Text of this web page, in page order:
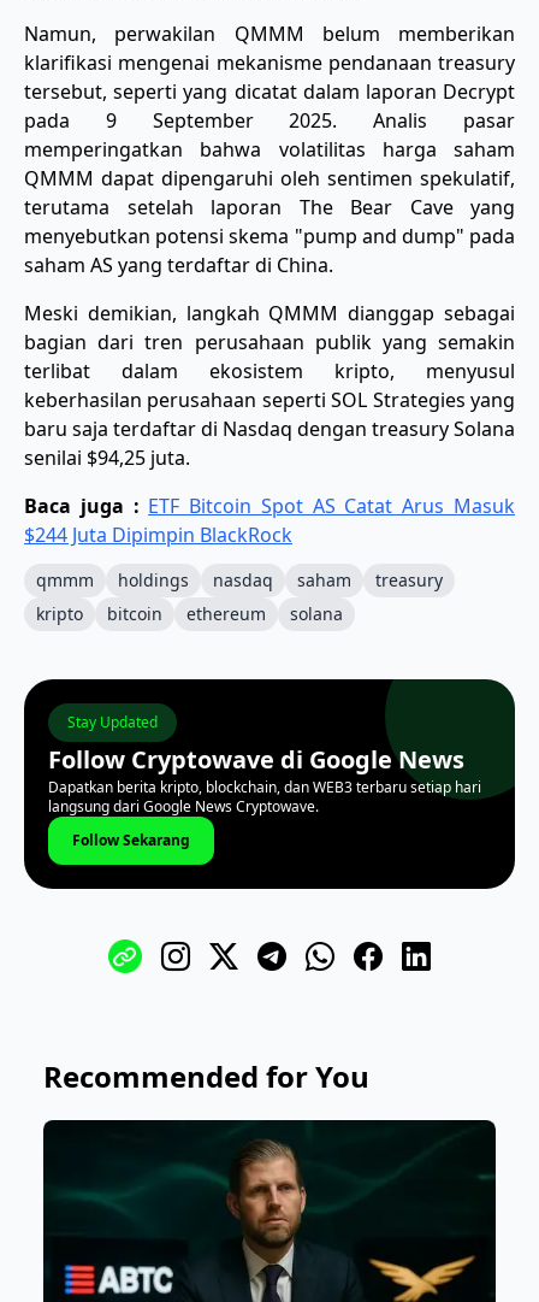
Namun, perwakilan QMMM belum memberikan
klarifikasi mengenai mekanisme pendanaan treasury
tersebut, seperti yang dicatat dalam laporan Decrypt
pada 9 September 2025. Analis pasar
memperingatkan bahwa volatilitas harga saham
QMMM dapat dipengaruhi oleh sentimen spekulatif,
terutama setelah laporan The Bear Cave yang
menyebutkan potensi skema "pump and dump" pada
saham AS yang terdaftar di China.
Meski demikian, langkah QMMM dianggap sebagai
bagian dari tren perusahaan publik yang semakin
terlibat dalam ekosistem kripto, menyusul
keberhasilan perusahaan seperti SOL Strategies yang
baru saja terdaftar di Nasdaq dengan treasury Solana
senilai $94,25 juta.
Baca juga : ETF Bitcoin Spot AS Catat Arus Masuk
$244 Juta Dipimpin BlackRock
qmmm holdings nasdaq saham
treasury
kripto
bitcoin ethereum solana
Stay Updated
Follow Cryptowave di Google News
Dapatkan berita kripto, blockchain, dan WEB3 terbaru setiap hari
langsung dari Google News Cryptowave.
Follow Sekarang
Recommended for You